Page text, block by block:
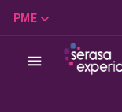
PME